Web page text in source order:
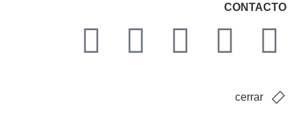
CONTACTO
cerrar